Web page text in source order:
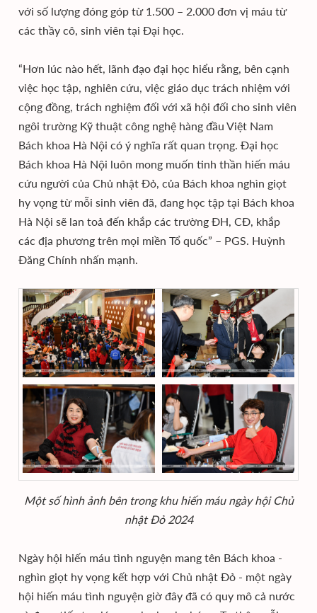
với số lượng đóng góp từ 1.500 – 2.000 đơn vị máu từ
các thầy cô, sinh viên tại Đại học.
“Hơn lúc nào hết, lãnh đạo đại học hiểu rằng, bên cạnh
việc học tập, nghiên cứu, việc giáo dục trách nhiệm với
cộng đồng, trách nghiệm đối với xã hội đối cho sinh viên
ngôi trường Kỹ thuật công nghệ hàng đầu Việt Nam
Bách khoa Hà Nội có ý nghĩa rất quan trọng. Đại học
Bách khoa Hà Nội luôn mong muốn tinh thần hiến máu
cứu người của Chủ nhật Đỏ, của Bách khoa nghìn giọt
hy vọng từ mỗi sinh viên đã, đang học tập tại Bách khoa
Hà Nội sẽ lan toả đến khắp các trường ĐH, CĐ, khắp
các địa phương trên mọi miền Tổ quốc” – PGS. Huỳnh
Đăng Chính nhấn mạnh.
Một số hình ảnh bên trong khu hiến máu ngày hội Chủ
nhật Đỏ 2024
Ngày hội hiến máu tình nguyện mang tên Bách khoa -
nghìn giọt hy vọng kết hợp với Chủ nhật Đỏ - một ngày
hội hiến máu tình nguyện giờ đây đã có quy mô cả nước